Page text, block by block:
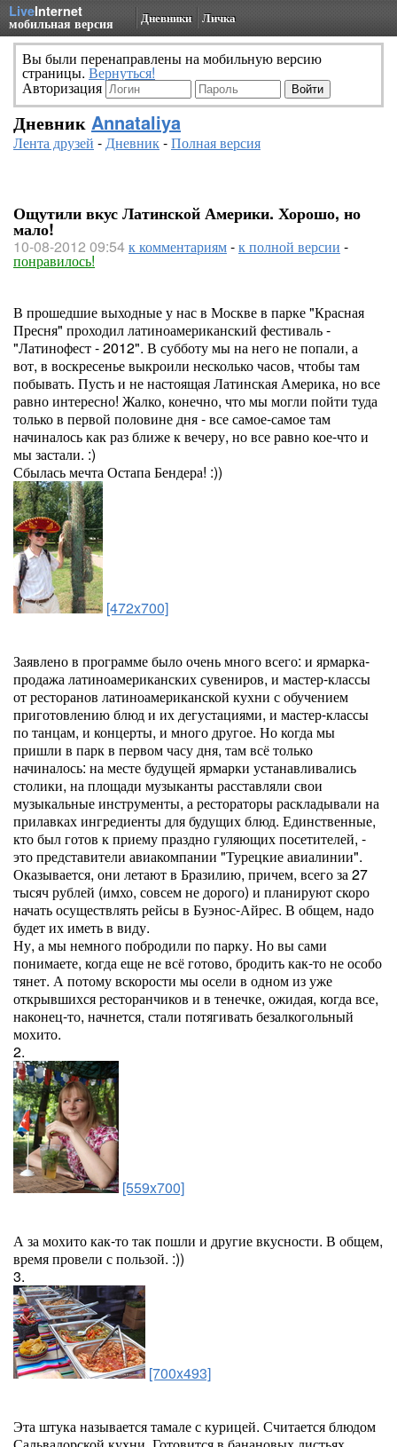
LiveInternet
мобильная версия Дневники Личка
Вы были перенаправлены на мобильную версию
страницы. Вернуться!
Авторизация
Дневник Annataliya
Лента друзей -Дневник-Полная версия
Ощутили вкус Латинской Америки. Хорошо, но
мало!
10-08-2012 09:54к комментариям-к полной версии -
понравилось!
В прошедшие выходные у нас в Москве в парке "Красная
Пресня" проходил латиноамериканский фестиваль -
"Латинофест - 2012". В субботу мы на него не попали, а
вот, в воскресенье выкроили несколько часов, чтобы там
побывать. Пусть и не настоящая Латинская Америка, но все
равно интересно! Жалко, конечно, что мы могли пойти туда
только в первой половине дня - все самое-самое там
начиналось как раз ближе к вечеру, но все равно кое-что и
мы застали. :)
Сбылась мечта Остапа Бендера! :))
[472x700]
Заявлено в программе было очень много всего: и ярмарка-
продажа латиноамериканских сувениров, и мастер-классы
от ресторанов латиноамериканской кухни с обучением
приготовлению блюд и их дегустациями, и мастер-классы
по танцам, и концерты, и много другое. Но когда мы
пришли в парк в первом часу дня, там всё только
начиналось: на месте будущей ярмарки устанавливались
столики, на площади музыканты расставляли свои
музыкальные инструменты, а рестораторы раскладывали на
прилавках ингредиенты для будущих блюд. Единственные,
кто был готов к приему праздно гуляющих посетителей, -
это представители авиакомпании "Турецкие авиалинии".
Оказывается, они летают в Бразилию, причем, всего за 27
тысяч рублей (имхо, совсем не дорого) и планируют скоро
начать осуществлять рейсы в Буэнос-Айрес. В общем, надо
будет их иметь в виду.
Ну, а мы немного побродили по парку. Но вы сами
понимаете, когда еще не всё готово, бродить как-то не особо
тянет. А потому вскорости мы осели в одном из уже
открывшихся ресторанчиков и в тенечке, ожидая, когда все,
наконец-то, начнется, стали потягивать безалкогольный
мохито.
2.
[559x700]
А за мохито как-то так пошли и другие вкусности. В общем,
время провели с пользой. :))
3.
[700x493]
Эта штука называется тамале с курицей. Считается блюдом